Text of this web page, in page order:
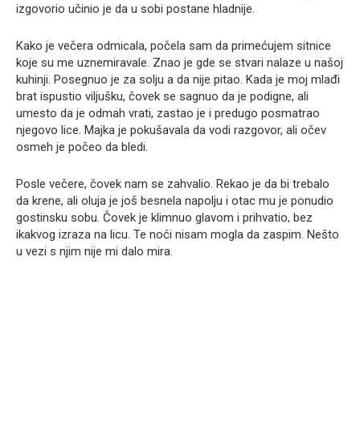
izgovorio učinio je da u sobi postane hladnije.
Kako je večera odmicala, počela sam da primećujem sitnice
koje su me uznemiravale. Znao je gde se stvari nalaze u našoj
kuhinji. Posegnuo je za solju a da nije pitao. Kada je moj mlađi
brat ispustio viljušku, čovek se sagnuo da je podigne, ali
umesto da je odmah vrati, zastao je i predugo posmatrao
njegovo lice. Majka je pokušavala da vodi razgovor, ali očev
osmeh je počeo da bledi.
Posle večere, čovek nam se zahvalio. Rekao je da bi trebalo
da krene, ali oluja je još besnela napolju i otac mu je ponudio
gostinsku sobu. Čovek je klimnuo glavom i prihvatio, bez
ikakvog izraza na licu. Te noći nisam mogla da zaspim. Nešto
u vezi s njim nije mi dalo mira.